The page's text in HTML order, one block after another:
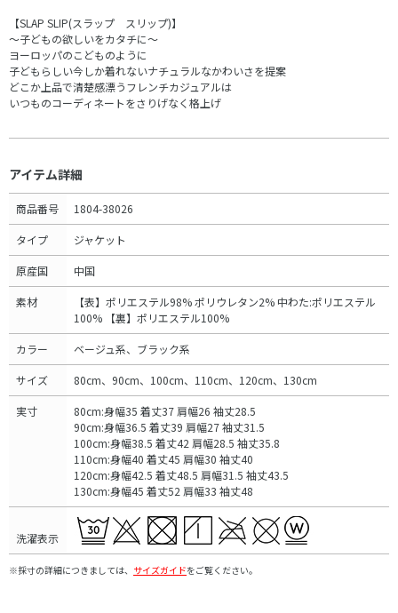
【SLAP SLIP(スラップ スリップ)】
～子どもの欲しいをカタチに～
ヨーロッパのこどものように
子どもらしい今しか着れないナチュラルなかわいさを提案
どこか上品で清楚感漂うフレンチカジュアルは
いつものコーディネートをさりげなく格上げ
アイテム詳細
商品番号 1804-38026
タイプ ジャケット
原産国 中国
素材
【表】ポリエステル98% ポリウレタン2% 中わた:ポリエステル
100% 【裏】ポリエステル100%
カラー ベージュ系、ブラック系
サイズ 80cm、90cm、100cm、110cm、120cm、130cm
実寸
80cm:身幅35 着丈37 肩幅26 袖丈28.5
90cm:身幅36.5 着丈39 肩幅27 袖丈31.5
100cm:身幅38.5 着丈42 肩幅28.5 袖丈35.8
110cm:身幅40 着丈45 肩幅30 袖丈40
120cm:身幅42.5 着丈48.5 肩幅31.5 袖丈43.5
130cm:身幅45 着丈52 肩幅33 袖丈48
洗濯表示
※採寸の詳細につきましては、 サイズガイドをご覧ください。